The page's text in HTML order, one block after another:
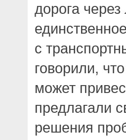
дорога
с
говорили,
может
предлагали
решения